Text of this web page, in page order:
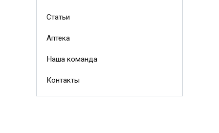
Статьи
Аптека
Наша команда
Контакты